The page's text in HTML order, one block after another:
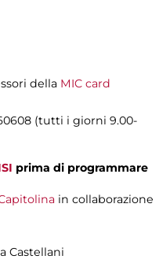
della MIC card
(tutti i giorni 9.00-
prima di programmare
in collaborazione
Castellani